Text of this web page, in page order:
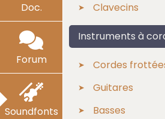
Doc.
Forum
Soundfonts
Clavecins
Instruments à
Cordes
Guitares
Basses